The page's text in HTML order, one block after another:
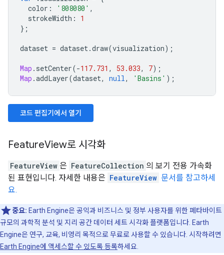
color : '808080' ,
strokeWidth :
1
};
dataset = dataset.draw(visualization);
Map . setCenter(-117.731 , 53.033, 7);
Map .addLayer(dataset, null, 'Basins' );
코드 편집기에서 열기
FeatureView로 시각화
FeatureView 은 FeatureCollection 의 보기 전용 가속화
된 표현입니다. 자세한 내용은 FeatureView 문서를 참고하세
요.
중요: Earth Engine은 공익과 비즈니스 및 정부 사용자를 위한 페타바이트
규모의 과학적 분석 및 지리 공간 데이터 세트 시각화 플랫폼입니다. Earth
Engine은 연구, 교육, 비영리 목적으로 무료로 사용할 수 있습니다. 시작하려면
Earth Engine에 액세스할 수 있도록 등록하세요.